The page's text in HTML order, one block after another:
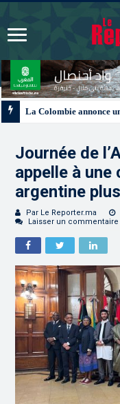
Journée de
appelle à
argentine
Par Le Reporter.ma
Laisser un commentaire